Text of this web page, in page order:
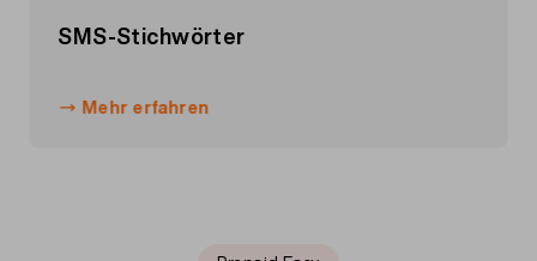
SMS-Stichwörter
Mehr erfahren